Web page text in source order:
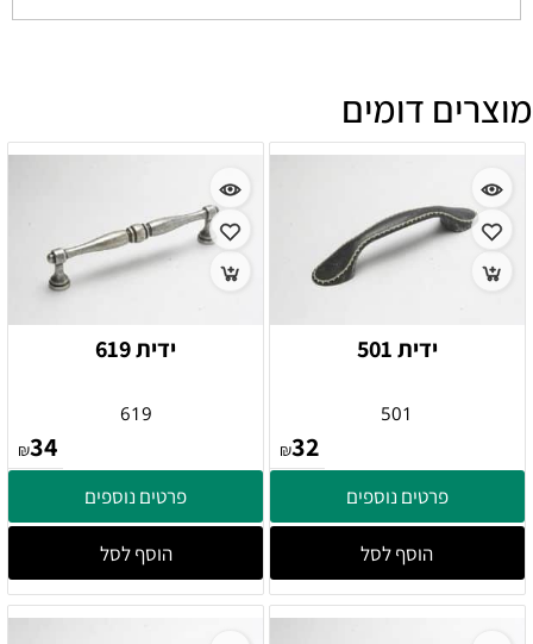
מוצרים דומים
ידית 501
501
₪32
פרטים נוספים
הוסף לסל
ידית 619
619
₪34
פרטים נוספים
הוסף לסל